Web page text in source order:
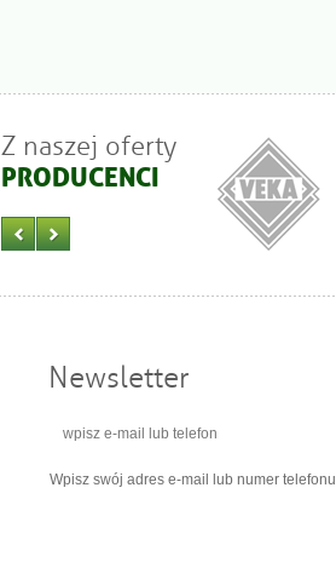
Z naszej oferty
PRODUCENCI
Newsletter
Wpisz swój adres e-mail lub numer telefonu